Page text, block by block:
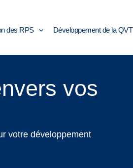
des RPS Développement de la QVT
vos
votre développement